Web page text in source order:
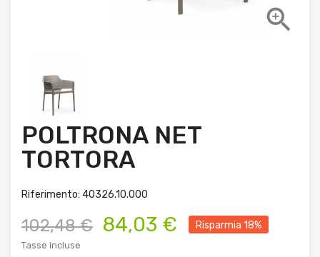

POLTRONA NET
TORTORA
Riferimento: 40326.10.000
102,48 € 84,03 € Risparmia 18%
Tasse incluse